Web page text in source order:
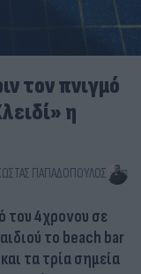
τον πνιγμό
η
ΠΑΠΑΔΌΠΟΥΛΟΣ
του 4χρονου σε
το beach bar
τα τρία σημεία